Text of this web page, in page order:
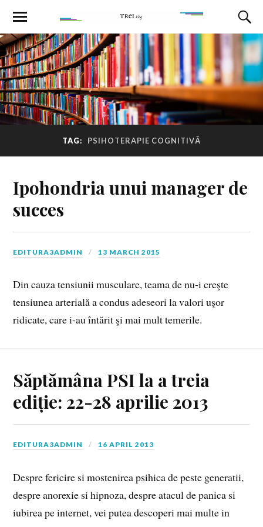
TAG: PSIHOTERAPIE COGNITIVĂ
Ipohondria unui manager de
succes
EDITURA3ADMIN 13 MARCH 2015
Din cauza tensiunii musculare, teama de nu-i creşte
tensiunea arterială a condus adeseori la valori uşor
ridicate, care i-au întărit şi mai mult temerile.
Săptămâna PSI la a treia
ediție: 22-28 aprilie 2013
EDITURA3ADMIN 16 APRIL 2013
Despre fericire si mostenirea psihica de peste generatii,
despre anorexie si hipnoza, despre atacul de panica si
iubirea pe internet, vei putea descoperi mai multe in